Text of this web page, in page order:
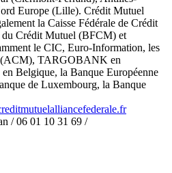
Europe (Lille). Crédit Mutuel
la Caisse Fédérale de Crédit
Crédit Mutuel (BFCM) et
le CIC, Euro-Information, les
(ACM), TARGOBANK en
Belgique, la Banque Européenne
de Luxembourg, la Banque
/ 06 01 10 31 69 /